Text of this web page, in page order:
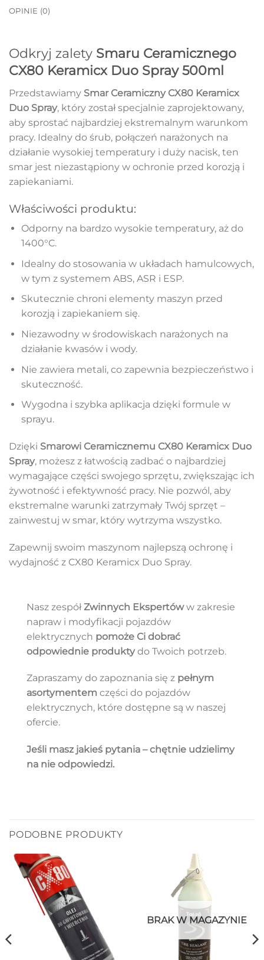
OPINIE (0)
Odkryj zalety Smaru Ceramicznego
CX80 Keramicx Duo Spray 500ml
Przedstawiamy Smar Ceramiczny CX80 Keramicx
Duo Spray, który został specjalnie zaprojektowany,
aby sprostać najbardziej ekstremalnym warunkom
pracy. Idealny do śrub, połączeń narażonych na
działanie wysokiej temperatury i duży nacisk, ten
smar jest niezastąpiony w ochronie przed korozją i
zapiekaniami.
Właściwości produktu:
Odporny na bardzo wysokie temperatury, aż do
1400°C.
Idealny do stosowania w układach hamulcowych,
w tym z systemem ABS, ASR i ESP.
Skutecznie chroni elementy maszyn przed
korozją i zapiekaniem się.
Niezawodny w środowiskach narażonych na
działanie kwasów i wody.
Nie zawiera metali, co zapewnia bezpieczeństwo i
skuteczność.
Wygodna i szybka aplikacja dzięki formule w
sprayu.
Dzięki Smarowi Ceramicznemu CX80 Keramicx Duo
Spray, możesz z łatwością zadbać o najbardziej
wymagające części swojego sprzętu, zwiększając ich
żywotność i efektywność pracy. Nie pozwól, aby
ekstremalne warunki zatrzymały Twój sprzęt –
zainwestuj w smar, który wytrzyma wszystko.
Zapewnij swoim maszynom najlepszą ochronę i
wydajność z CX80 Keramicx Duo Spray.
Nasz zespół Zwinnych Ekspertóww zakresie
napraw i modyfikacji pojazdów
elektrycznych pomoże Ci dobrać
odpowiednie produktydo Twoich potrzeb.
Zapraszamy do zapoznania się z pełnym
asortymentem części do pojazdów
elektrycznych, które dostępne są w naszej
ofercie.
Jeśli masz jakieś pytania – chętnie udzielimy
na nie odpowiedzi.
PODOBNE PRODUKTY
BRAK W MAGAZYNIE